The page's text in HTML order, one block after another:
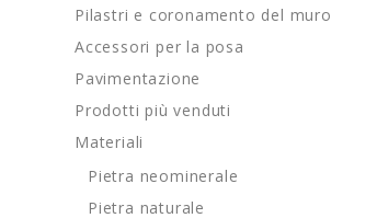
Pilastri e coronamento del muro
Accessori per la posa
Pavimentazione
Prodotti più venduti
Materiali
Pietra neominerale
Pietra naturale